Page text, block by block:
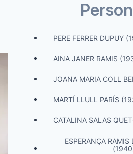
PERE FERRER DUPUY
AINA JANER RAMIS
JOANA MARIA COLL
MARTÍ LLULL PARÍS
CATALINA SALAS
ESPERANÇA